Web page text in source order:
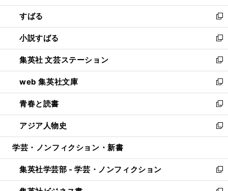
開
く
ウ
で
開
く
ン
ド
ウ
で
開
く
すばる
新
し
い
ウ
ィ
ン
ド
ウ
で
開
く
小説すばる
新
し
い
ウ
ィ
ン
ド
ウ
で
開
集英社 文芸ステーション
新
し
い
ウ
ィ
ン
ド
ウ
開
く
web 集英社文庫
新
し
い
ウ
ィ
ン
ウ
で
開
青春と読書
新
し
い
ウ
ン
ド
ウ
アジア人物史
新
し
ウ
ィ
ン
学芸・ノンフィクション・新書
集英社学芸部 - 学芸・ノンフィクション
新
し